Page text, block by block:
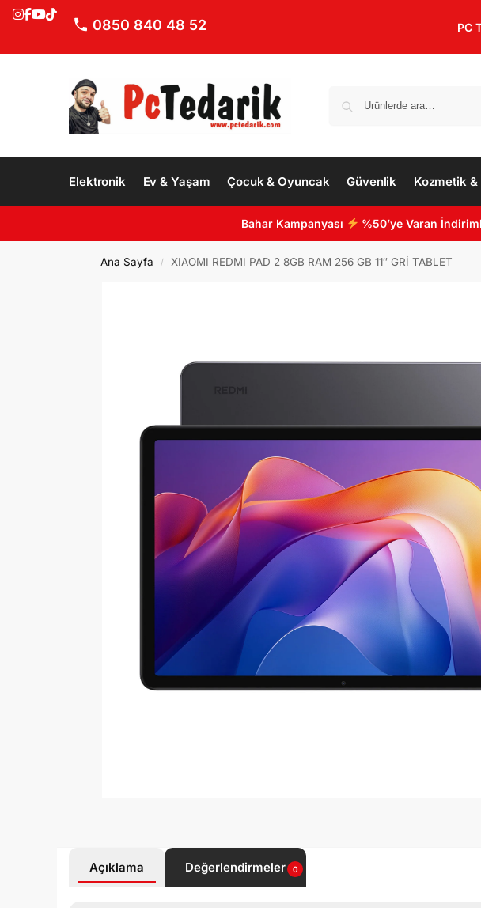
0850 840 48 52 PC
Elektronik Ev & Yaşam Çocuk & Oyuncak Güvenlik Kozmetik &
Bahar Kampanyası %50’ye Varan
Ana Sayfa / XIAOMI REDMI PAD 2 8GB RAM 256 GB 11″ GRİ TABLET
Açıklama Değerlendirmeler 0